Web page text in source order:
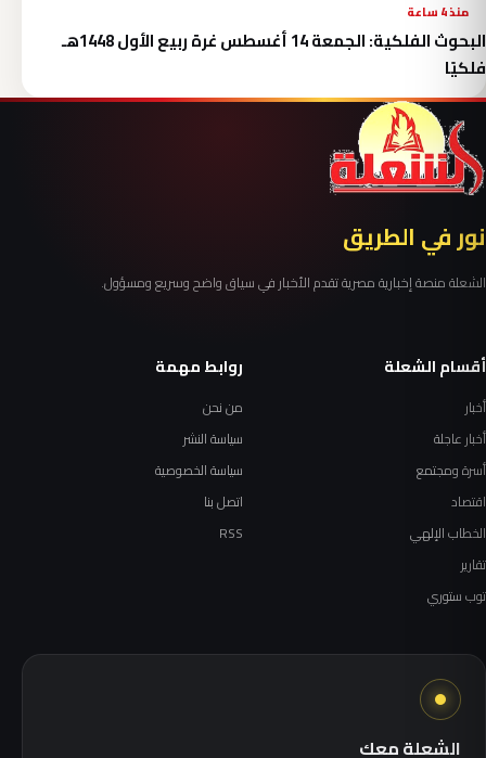
منذ 4 ساعة
البحوث الفلكية: الجمعة 14 أغسطس غرة ربيع الأول 1448هـ
فلكيًا
نور في الطريق
الشعلة منصة إخبارية مصرية تقدم الأخبار في سياق واضح وسريع ومسؤول.
أقسام الشعلة
أخبار
أخبار عاجلة
أسرة ومجتمع
اقتصاد
الخطاب الإلهي
تقارير
توب ستوري
روابط مهمة
من نحن
سياسة النشر
سياسة الخصوصية
اتصل بنا
RSS
الشعلة معك